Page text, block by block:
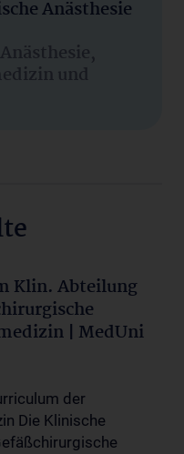
Anästhesie
und
Klin. Abteilung
| MedUni
der
Die Klinische